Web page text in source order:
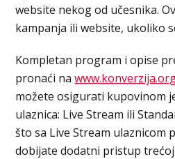
website nekog od učesnika.
kampanja ili website, ukoliko
Kompletan program i opise
pronaći na
možete osigurati kupovinom
ulaznica: Live Stream ili
što sa Live Stream ulaznicom
dobijate dodatni pristup